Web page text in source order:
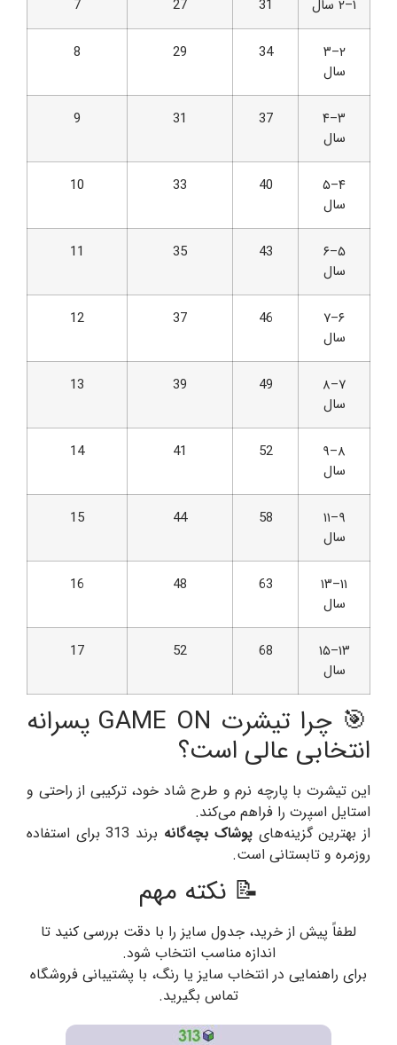
۱–۲ سال 31
27
7
۲–۳
سال
34
29
8
۳–۴
سال
37
31
9
۴–۵
سال
40
33
10
۵–۶
سال
43
35
11
۶–۷
سال
46
37
12
۷–۸
سال
49
39
13
۸–۹
سال
52
41
14
۹–۱۱
سال
58
44
15
۱۱–۱۳
سال
63
48
16
۱۳–۱۵
سال
68
52
17
🎯 چرا تیشرت GAME ON پسرانه
انتخابی عالی است؟
این تیشرت با پارچه نرم و طرح شاد خود، ترکیبی از راحتی و
استایل اسپرت را فراهم می‌کند.
از بهترین گزینه‌های پوشاک بچه‌گانه
برند 313 برای استفاده
روزمره و تابستانی است.
📝 نکته مهم
لطفاً پیش از خرید، جدول سایز را با دقت بررسی کنید تا
اندازه مناسب انتخاب شود.
برای راهنمایی در انتخاب سایز یا رنگ، با پشتیبانی فروشگاه
تماس بگیرید.